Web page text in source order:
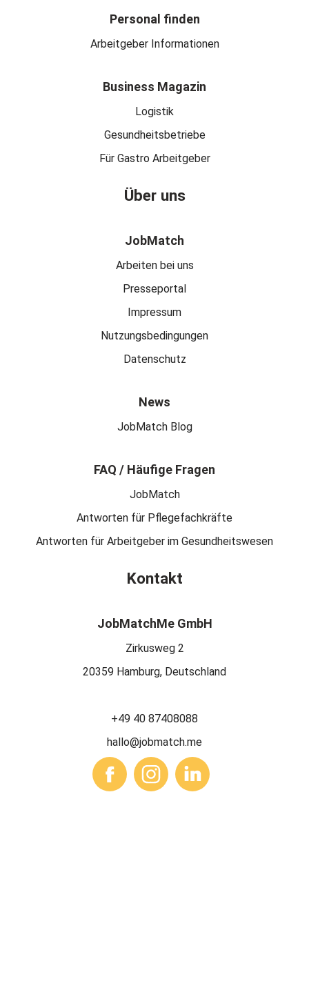
Personal finden
Arbeitgeber Informationen
Business Magazin
Logistik
Gesundheitsbetriebe
Für Gastro Arbeitgeber
Über uns
JobMatch
Arbeiten bei uns
Presseportal
Impressum
Nutzungsbedingungen
Datenschutz
News
JobMatch Blog
FAQ / Häufige Fragen
JobMatch
Antworten für Pflegefachkräfte
Antworten für Arbeitgeber im Gesundheitswesen
Kontakt
JobMatchMe GmbH
Zirkusweg 2
20359 Hamburg, Deutschland
+49 40 87408088
hallo@jobmatch.me